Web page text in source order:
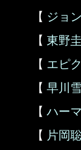
【 ジョ
【 東野
【 エピ
【 早川
【 ハー
【 片岡